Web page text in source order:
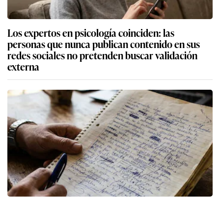
Los expertos en psicología coinciden: las
personas que nunca publican contenido en sus
redes sociales no pretenden buscar validación
externa